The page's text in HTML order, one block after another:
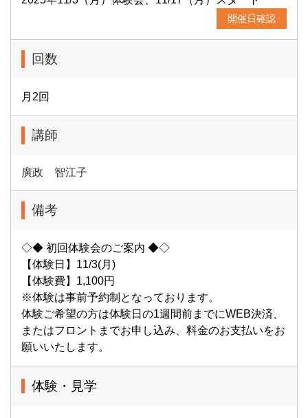
開催日確認
回数
月2回
講師
廣政 智江子
備考
◇◆ 初回体験会のご案内 ◆◇
【体験日】11/3(月)
【体験費】1,100円
※体験は事前予約制となっております。
体験ご希望の方は体験日の1週間前までにWEB決済、
またはフロントまでお申し込み、料金のお支払いをお
願いいたします。
体験・見学